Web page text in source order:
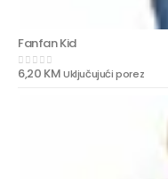
Fanfan Kid
0out of 5
6,20 KMUključujući porez